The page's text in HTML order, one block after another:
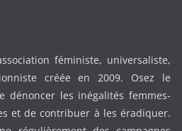
féministe, universaliste,
créée en 2009. Osez le
les inégalités femmes-
et de contribuer à les éradiquer.